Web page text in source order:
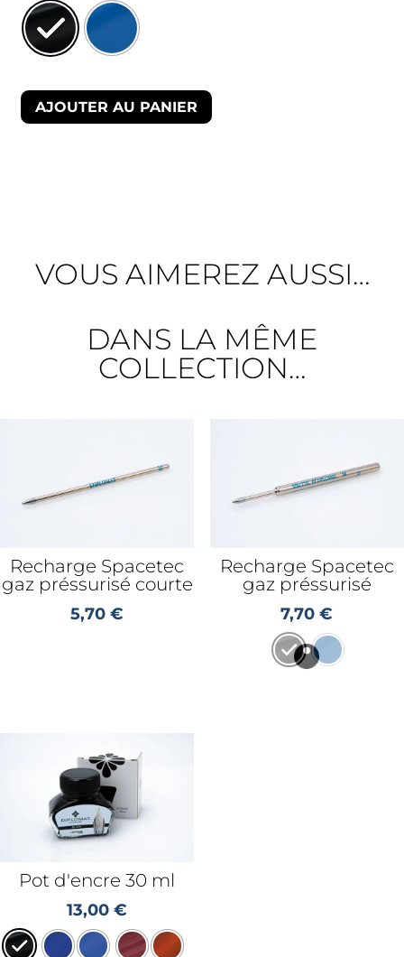
AJOUTER AU PANIER
VOUS AIMEREZ AUSSI…
DANS LA MÊME
COLLECTION…
Recharge Spacetec
gaz préssurisé courte
5,70€
Recharge Spacetec
gaz préssurisé
7,70€
Pot d'encre 30 ml
13,00€